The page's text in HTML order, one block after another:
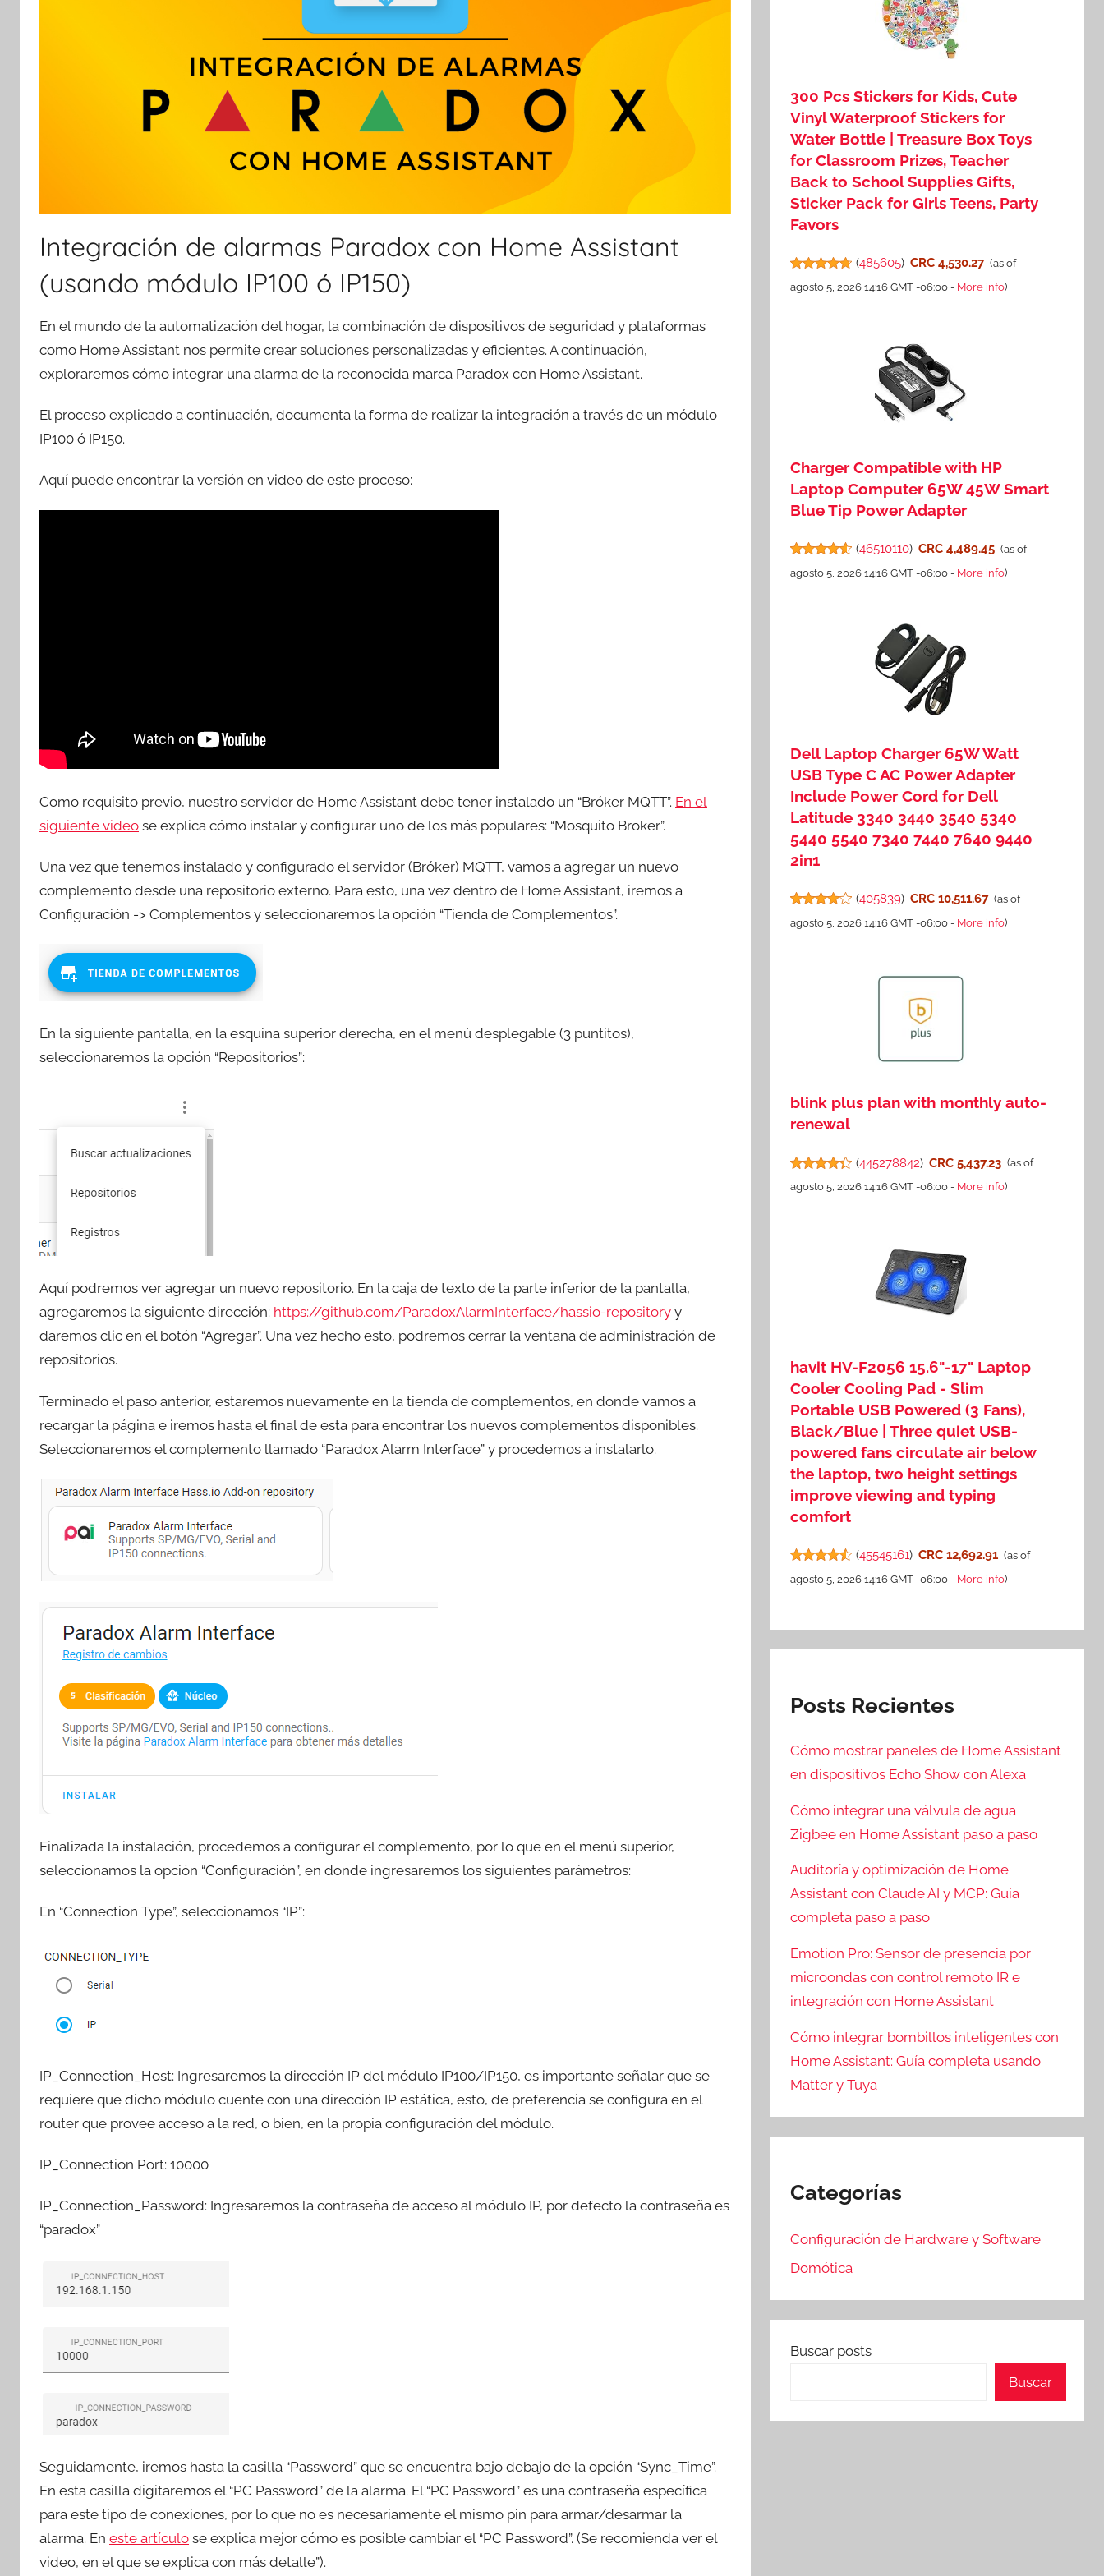
Integración de alarmas Paradox con Home Assistant
(usando módulo IP100 ó IP150)
En el mundo de la automatización del hogar, la combinación de dispositivos de seguridad y plataformas
como Home Assistant nos permite crear soluciones personalizadas y eficientes. A continuación,
exploraremos cómo integrar una alarma de la reconocida marca Paradox con Home Assistant.
El proceso explicado a continuación, documenta la forma de realizar la integración a través de un módulo
IP100 ó IP150.
Aquí puede encontrar la versión en video de este proceso:
Como requisito previo, nuestro servidor de Home Assistant debe tener instalado un “Bróker MQTT”. En el
siguiente video se explica cómo instalar y configurar uno de los más populares: “Mosquito Broker”.
Una vez que tenemos instalado y configurado el servidor (Bróker) MQTT, vamos a agregar un nuevo
complemento desde una repositorio externo. Para esto, una vez dentro de Home Assistant, iremos a
Configuración -> Complementos y seleccionaremos la opción “Tienda de Complementos”.
En la siguiente pantalla, en la esquina superior derecha, en el menú desplegable (3 puntitos),
seleccionaremos la opción “Repositorios”:
Aquí podremos ver agregar un nuevo repositorio. En la caja de texto de la parte inferior de la pantalla,
agregaremos la siguiente dirección: https://github.com/ParadoxAlarmInterface/hassio-repository y
daremos clic en el botón “Agregar”. Una vez hecho esto, podremos cerrar la ventana de administración de
repositorios.
Terminado el paso anterior, estaremos nuevamente en la tienda de complementos, en donde vamos a
recargar la página e iremos hasta el final de esta para encontrar los nuevos complementos disponibles.
Seleccionaremos el complemento llamado “Paradox Alarm Interface” y procedemos a instalarlo.
Finalizada la instalación, procedemos a configurar el complemento, por lo que en el menú superior,
seleccionamos la opción “Configuración”, en donde ingresaremos los siguientes parámetros:
En “Connection Type”, seleccionamos “IP”:
IP_Connection_Host: Ingresaremos la dirección IP del módulo IP100/IP150, es importante señalar que se
requiere que dicho módulo cuente con una dirección IP estática, esto, de preferencia se configura en el
router que provee acceso a la red, o bien, en la propia configuración del módulo.
IP_Connection Port: 10000
IP_Connection_Password: Ingresaremos la contraseña de acceso al módulo IP, por defecto la contraseña es
“paradox”
Seguidamente, iremos hasta la casilla “Password” que se encuentra bajo debajo de la opción “Sync_Time”.
En esta casilla digitaremos el “PC Password” de la alarma. El “PC Password” es una contraseña específica
para este tipo de conexiones, por lo que no es necesariamente el mismo pin para armar/desarmar la
alarma. En este artículo se explica mejor cómo es posible cambiar el “PC Password”. (Se recomienda ver el
video, en el que se explica con más detalle”).
300 Pcs Stickers for Kids, Cute
Vinyl Waterproof Stickers for
Water Bottle | Treasure Box Toys
for Classroom Prizes, Teacher
Back to School Supplies Gifts,
Sticker Pack for Girls Teens, Party
Favors
(485605) CRC 4,530.27 (as of
agosto 5, 2026 14:16 GMT -06:00 - More info)
Charger Compatible with HP
Laptop Computer 65W 45W Smart
Blue Tip Power Adapter
(46510110) CRC 4,489.45 (as of
agosto 5, 2026 14:16 GMT -06:00 - More info)
Dell Laptop Charger 65W Watt
USB Type C AC Power Adapter
Include Power Cord for Dell
Latitude 3340 3440 3540 5340
5440 5540 7340 7440 7640 9440
2in1
(405839) CRC 10,511.67 (as of
agosto 5, 2026 14:16 GMT -06:00 - More info)
blink plus plan with monthly auto-
renewal
(445278842) CRC 5,437.23 (as of
agosto 5, 2026 14:16 GMT -06:00 - More info)
havit HV-F2056 15.6"-17" Laptop
Cooler Cooling Pad - Slim
Portable USB Powered (3 Fans),
Black/Blue | Three quiet USB-
powered fans circulate air below
the laptop, two height settings
improve viewing and typing
comfort
(45545161) CRC 12,692.91 (as of
agosto 5, 2026 14:16 GMT -06:00 - More info)
Posts Recientes
Cómo mostrar paneles de Home Assistant
en dispositivos Echo Show con Alexa
Cómo integrar una válvula de agua
Zigbee en Home Assistant paso a paso
Auditoría y optimización de Home
Assistant con Claude AI y MCP: Guía
completa paso a paso
Emotion Pro: Sensor de presencia por
microondas con control remoto IR e
integración con Home Assistant
Cómo integrar bombillos inteligentes con
Home Assistant: Guía completa usando
Matter y Tuya
Categorías
Configuración de Hardware y Software
Domótica
Buscar posts
Buscar